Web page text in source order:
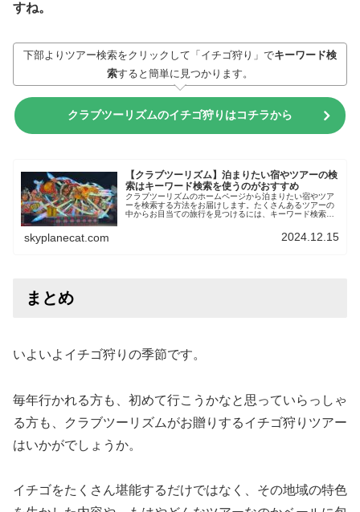
すね。
下部よりツアー検索をクリックして「イチゴ狩り」でキーワード検
索すると簡単に見つかります。
クラブツーリズムのイチゴ狩りはコチラから
【クラブツーリズム】泊まりたい宿やツアーの検
索はキーワード検索を使うのがおすすめ
クラブツーリズムのホームページから泊まりたい宿やツア
ーを検索する方法をお届けします。たくさんあるツアーの
中からお目当ての旅行を見つけるには、キーワード検索が
も、簡単に操作できますので、寒い冬は暖かいお部屋で楽
skyplanecat.com 2024.12.15
まとめ
いよいよイチゴ狩りの季節です。
毎年行かれる方も、初めて行こうかなと思っていらっしゃ
る方も、クラブツーリズムがお贈りするイチゴ狩りツアー
はいかがでしょうか。
イチゴをたくさん堪能するだけではなく、その地域の特色